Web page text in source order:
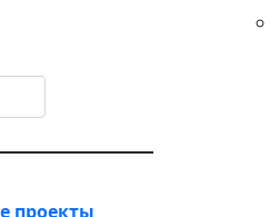
проекты